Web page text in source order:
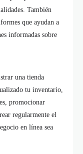
También
que ayudan a
informadas sobre
una tienda
tu inventario,
promocionar
regularmente el
en línea sea